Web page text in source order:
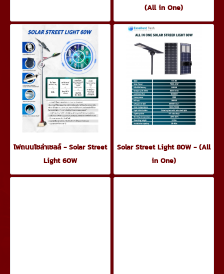
(All in One)
ไฟถนนโซล่าเซลล์ - Solar Street
Light 60W
Solar Street Light 80W - (All
in One)